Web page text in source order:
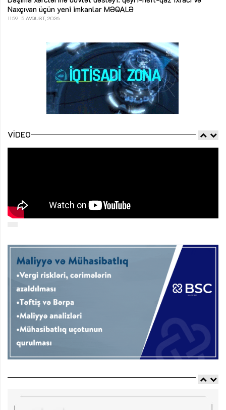
Naxçıvan üçün yeni imkanlar MƏQALƏ
11:59 5 AVQUST, 2026
VIDEO